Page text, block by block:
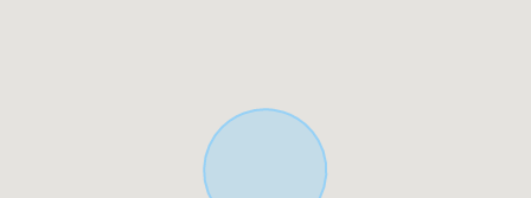
■ 備註━━━━━━━━━━━━━━━・・・・・
○ 出租中(需交接租賃契約)